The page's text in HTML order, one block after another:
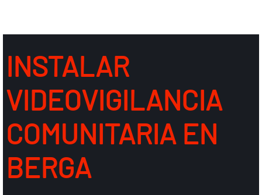
INSTALAR
VIDEOVIGILANCIA
COMUNITARIA EN
BERGA